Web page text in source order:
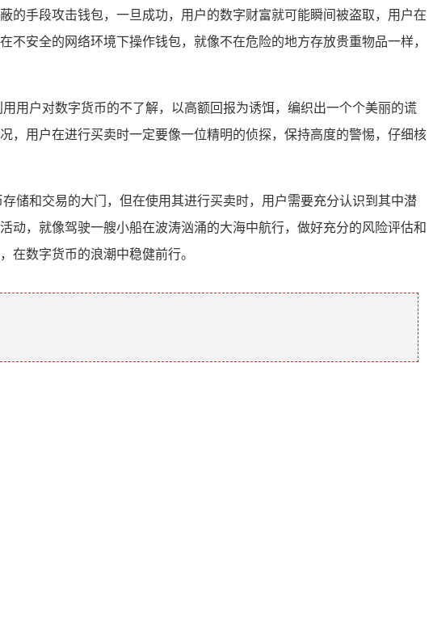
的手段攻击钱包，一旦成功，用户的数字财富就可能瞬间被盗取，用户在
安全的网络环境下操作钱包，就像不在危险的地方存放贵重物品一样，
用户对数字货币的不了解，以高额回报为诱饵，编织出一个个美丽的谎
，用户在进行买卖时一定要像一位精明的侦探，保持高度的警惕，仔细核
储和交易的大门，但在使用其进行买卖时，用户需要充分认识到其中潜
，就像驾驶一艘小船在波涛汹涌的大海中航行，做好充分的风险评估和
在数字货币的浪潮中稳健前行。